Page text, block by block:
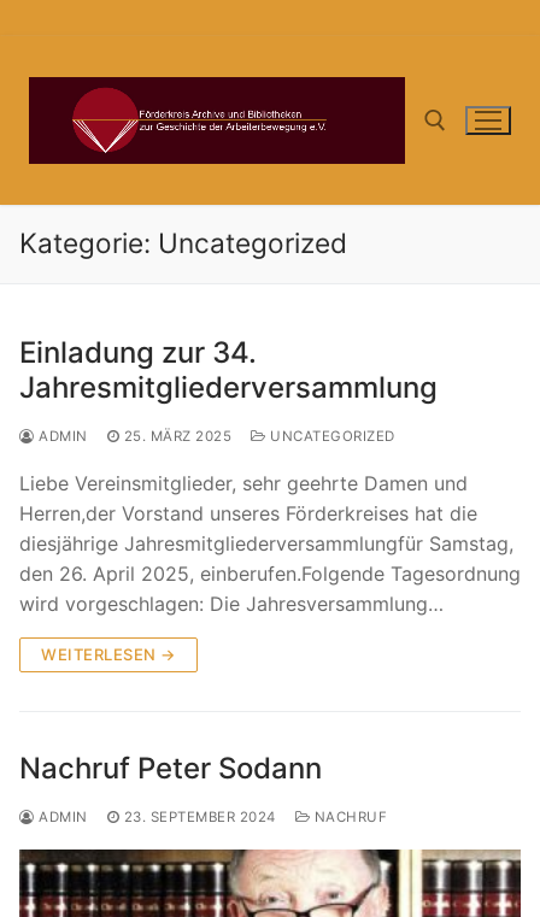
Inhalt
springen
Kategorie: Uncategorized
Einladung zur 34.
Jahresmitgliederversammlung
ADMIN 25. MÄRZ 2025 UNCATEGORIZED
Liebe Vereinsmitglieder, sehr geehrte Damen und
Herren,der Vorstand unseres Förderkreises hat die
diesjährige Jahresmitgliederversammlungfür Samstag,
den 26. April 2025, einberufen.Folgende Tagesordnung
wird vorgeschlagen: Die Jahresversammlung…
WEITERLESEN →
Nachruf Peter Sodann
ADMIN 23. SEPTEMBER 2024 NACHRUF